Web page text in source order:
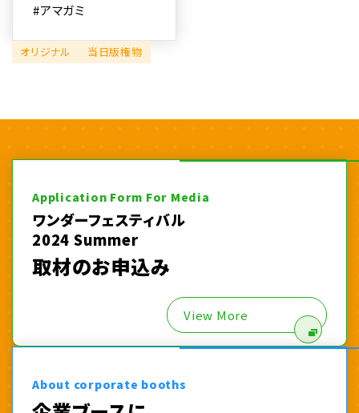
#アマガミ
オリジナル 当日版権物
Application Form For Media
ワンダーフェスティバル
2024 Summer
取材のお申込み
View More
About corporate booths